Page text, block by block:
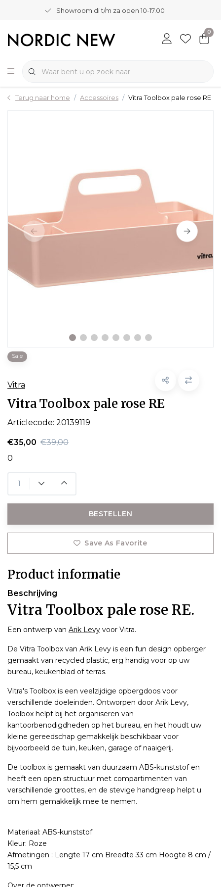
Showroom di t/m za open 10-17.00
0
Terug naar home Accessoires Vitra Toolbox pale rose RE
Sale
Vitra
Vitra Toolbox pale rose RE
Articlecode: 20139119
€35,00 €39,00
0
BESTELLEN
Save As Favorite
Product informatie
Beschrijving
Vitra Toolbox pale rose RE.
Een ontwerp van Arik Levy voor Vitra.
De Vitra Toolbox van Arik Levy is een fun design opberger
gemaakt van recycled plastic, erg handig voor op uw
bureau, keukenblad of terras.
Vitra's Toolbox is een veelzijdige opbergdoos voor
verschillende doeleinden. Ontworpen door Arik Levy,
Toolbox helpt bij het organiseren van
kantoorbenodigdheden op het bureau, en het houdt uw
kleine gereedschap gemakkelijk beschikbaar voor
bijvoorbeeld de tuin, keuken, garage of naaigerij.
De toolbox is gemaakt van duurzaam ABS-kunststof en
heeft een open structuur met compartimenten van
verschillende groottes, en de stevige handgreep helpt u
om hem gemakkelijk mee te nemen.
Materiaal: ABS-kunststof
Kleur: Roze
Afmetingen : Lengte 17 cm Breedte 33 cm Hoogte 8 cm /
15,5 cm